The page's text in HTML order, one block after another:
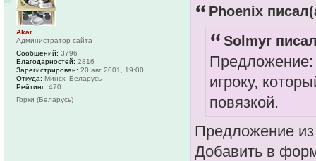
Phoenix
Solmyr
Предложение:
игроку,
повязкой.
Предложение
Добавить в
Akar
Администратор сайта
Сообщений: 3796
Благодарностей: 2816
Зарегистрирован: 20 авг 2001, 19:00
Откуда: Минск, Беларусь
Рейтинг: 470
Горки (Беларусь)